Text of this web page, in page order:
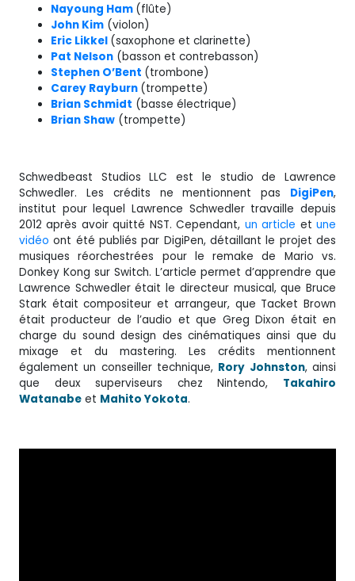
Nayoung Ham (flûte)
John Kim (violon)
Eric Likkel (saxophone et clarinette)
Pat Nelson (basson et contrebasson)
Stephen O’Bent (trombone)
Carey Rayburn (trompette)
Brian Schmidt (basse électrique)
Brian Shaw (trompette)
Schwedbeast Studios LLC est le studio de Lawrence
Schwedler. Les crédits ne mentionnent pas DigiPen,
institut pour lequel Lawrence Schwedler travaille depuis
2012 après avoir quitté NST. Cependant, un article etune
vidéo ont été publiés par DigiPen, détaillant le projet des
musiques réorchestrées pour le remake de Mario vs.
Donkey Kong sur Switch. L’article permet d’apprendre que
Lawrence Schwedler était le directeur musical, que Bruce
Stark était compositeur et arrangeur, que Tacket Brown
était producteur de l’audio et que Greg Dixon était en
charge du sound design des cinématiques ainsi que du
mixage et du mastering. Les crédits mentionnent
également un conseiller technique, Rory Johnston, ainsi
que deux superviseurs chez Nintendo, Takahiro
Watanabe et Mahito Yokota.